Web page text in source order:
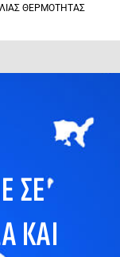
ΘΕΡΜΟΤΗΤΑΣ
ΣΕ
ΚΑΙ